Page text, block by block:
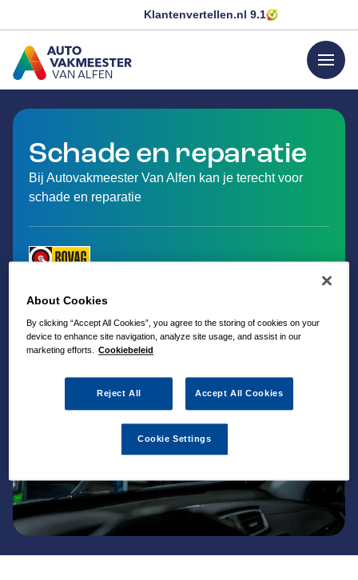
Klantenvertellen.nl 9.1
VAN ALFEN
GA NAAR DE HOMEPAGINA
menu
Schade en reparatie
Bij Autovakmeester Van Alfen kan je terecht voor
schade en reparatie
About Cookies
By clicking “Accept All Cookies”, you agree to the storing of cookies on your
device to enhance site navigation, analyze site usage, and assist in our
marketing efforts.
Cookiebeleid
Reject All Accept All Cookies
Cookie Settings